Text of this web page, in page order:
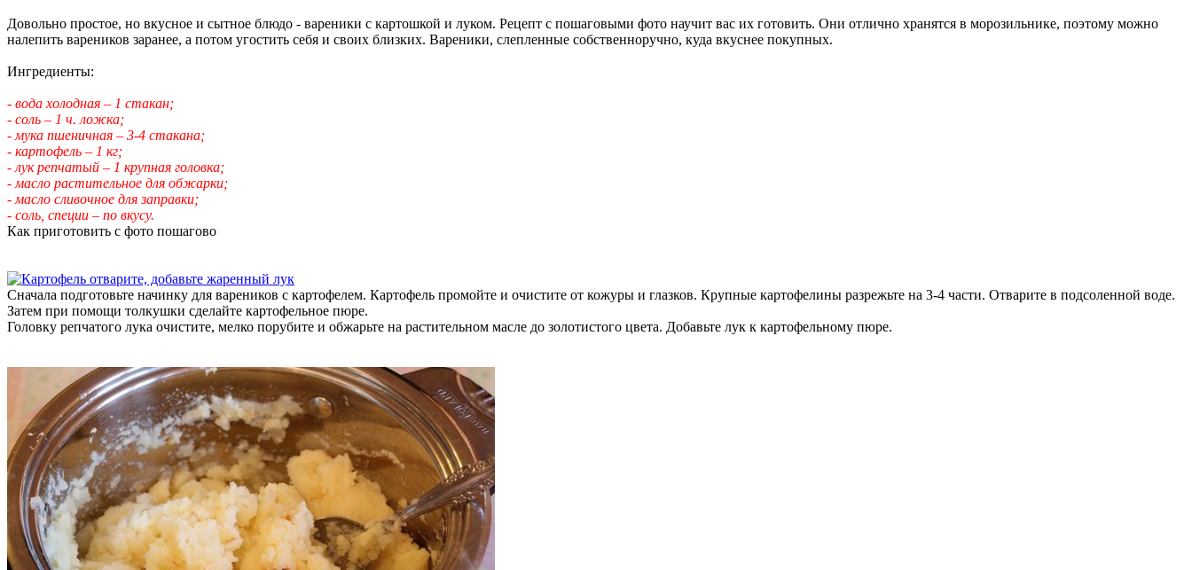
Довольно простое, но вкусное и сытное блюдо - вареники с картошкой и луком. Рецепт с пошаговыми фото научит вас их готовить. Они отлично хранятся в морозильнике, поэтому можно
налепить вареников заранее, а потом угостить себя и своих близких. Вареники, слепленные собственноручно, куда вкуснее покупных.
Ингредиенты:
- вода холодная – 1 стакан;
- соль – 1 ч. ложка;
- мука пшеничная – 3-4 стакана;
- картофель – 1 кг;
- лук репчатый – 1 крупная головка;
- масло растительное для обжарки;
- масло сливочное для заправки;
- соль, специи – по вкусу.
Как приготовить с фото пошагово
Сначала подготовьте начинку для вареников с картофелем. Картофель промойте и очистите от кожуры и глазков. Крупные картофелины разрежьте на 3-4 части. Отварите в подсоленной воде.
Затем при помощи толкушки сделайте картофельное пюре.
Головку репчатого лука очистите, мелко порубите и обжарьте на растительном масле до золотистого цвета. Добавьте лук к картофельному пюре.